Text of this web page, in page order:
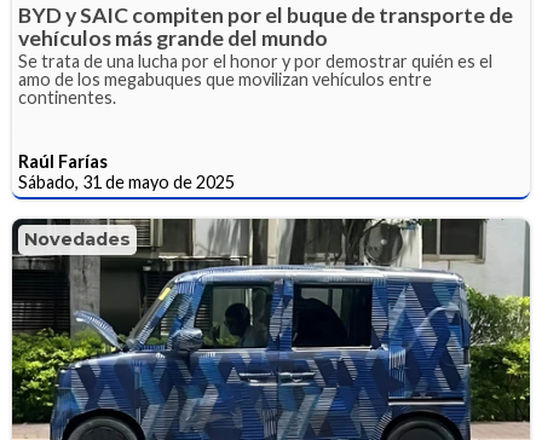
BYD y SAIC compiten por el buque de transporte de
vehículos más grande del mundo
Se trata de una lucha por el honor y por demostrar quién es el
amo de los megabuques que movilizan vehículos entre
continentes.
Raúl Farías
Sábado, 31 de mayo de 2025
Novedades